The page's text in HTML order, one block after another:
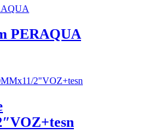
PERAQUA